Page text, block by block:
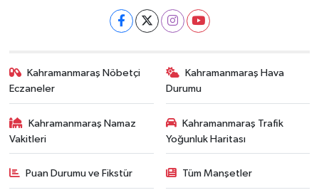
Kahramanmaraş Nöbetçi
Eczaneler
Kahramanmaraş Hava
Durumu
Kahramanmaraş Namaz
Vakitleri
Kahramanmaraş Trafik
Yoğunluk Haritası
Puan Durumu ve Fikstür Tüm Manşetler